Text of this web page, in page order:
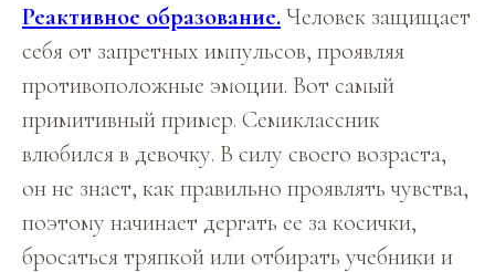
Реактивное образование.Человек защищает
себя от запретных импульсов, проявляя
противоположные эмоции. Вот самый
примитивный пример. Семиклассник
влюбился в девочку. В силу своего возраста,
он не знает, как правильно проявлять чувства,
поэтому начинает дергать ее за косички,
бросаться тряпкой или отбирать учебники и